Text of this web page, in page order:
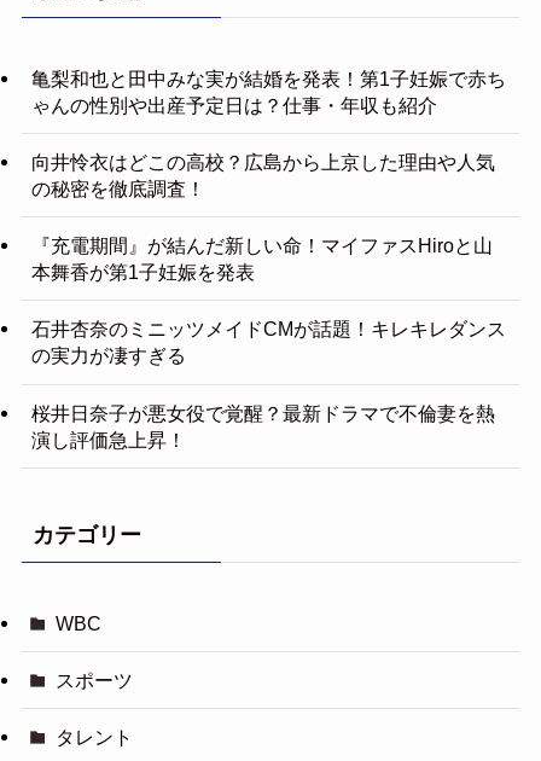
亀梨和也と田中みな実が結婚を発表！第1子妊娠で赤ち
ゃんの性別や出産予定日は？仕事・年収も紹介
向井怜衣はどこの高校？広島から上京した理由や人気
の秘密を徹底調査！
『充電期間』が結んだ新しい命！マイファスHiroと山
本舞香が第1子妊娠を発表
石井杏奈のミニッツメイドCMが話題！キレキレダンス
の実力が凄すぎる
桜井日奈子が悪女役で覚醒？最新ドラマで不倫妻を熱
演し評価急上昇！
カテゴリー
WBC
スポーツ
タレント